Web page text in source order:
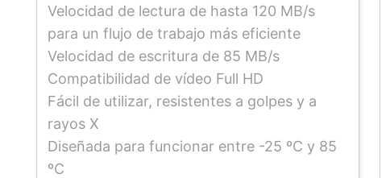
Velocidad de lectura de hasta 120 MB/s
para un flujo de trabajo más eficiente
Velocidad de escritura de 85 MB/s
Compatibilidad de vídeo Full HD
Fácil de utilizar, resistentes a golpes y a
rayos X
Diseñada para funcionar entre -25 ºC y 85
ºC